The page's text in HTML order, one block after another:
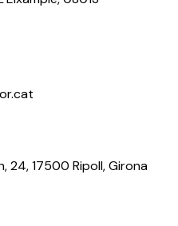
24, 17500 Ripoll, Girona